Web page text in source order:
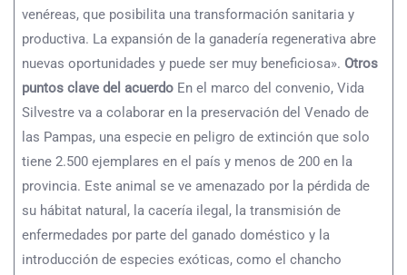
venéreas, que posibilita una transformación sanitaria y
productiva. La expansión de la ganadería regenerativa abre
nuevas oportunidades y puede ser muy beneficiosa». Otros
puntos clave del acuerdoEn el marco del convenio, Vida
Silvestre va a colaborar en la preservación del Venado de
las Pampas, una especie en peligro de extinción que solo
tiene 2.500 ejemplares en el país y menos de 200 en la
provincia. Este animal se ve amenazado por la pérdida de
su hábitat natural, la cacería ilegal, la transmisión de
enfermedades por parte del ganado doméstico y la
introducción de especies exóticas, como el chancho